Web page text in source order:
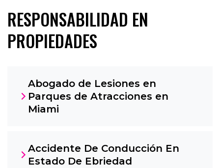
RESPONSABILIDAD EN
PROPIEDADES
Abogado de Lesiones en
Parques de Atracciones en
Miami
Accidente De Conducción En
Estado De Ebriedad